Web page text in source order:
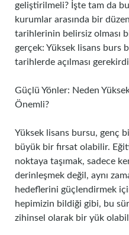
geliştirilmeli? İşte tam da
kurumlar arasında bir
tarihlerinin belirsiz olması
gerçek: Yüksek lisans burs
tarihlerde açılması
Güçlü Yönler: Neden
Önemli?
Yüksek lisans bursu, genç
büyük bir fırsat olabilir.
noktaya taşımak, sadece
derinleşmek değil, aynı
hedeflerini güçlendirmek
hepimizin bildiği gibi, bu
zihinsel olarak bir yük